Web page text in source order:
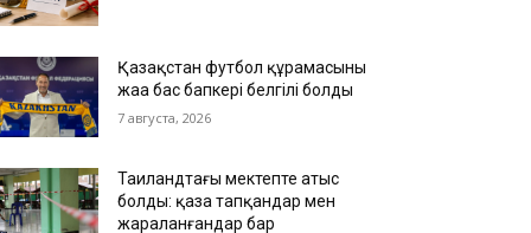
Қазақстан футбол құрамасының
жаңа бас бапкері белгілі болды
7 августа, 2026
Таиландтағы мектепте атыс
болды: қаза тапқандар мен
жараланғандар бар